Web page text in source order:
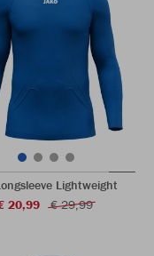
Lightweight
20,99
€ 29,99